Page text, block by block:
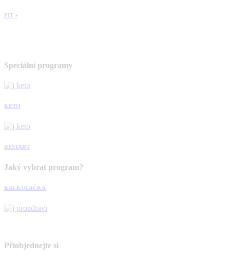
FIT +
Speciální programy
KETO
RESTART
Jaký vybrat program?
KALKULAČKA
Přiobjednejte si